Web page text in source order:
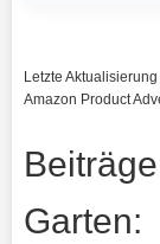
Letzte
Amazon Product
Garten: